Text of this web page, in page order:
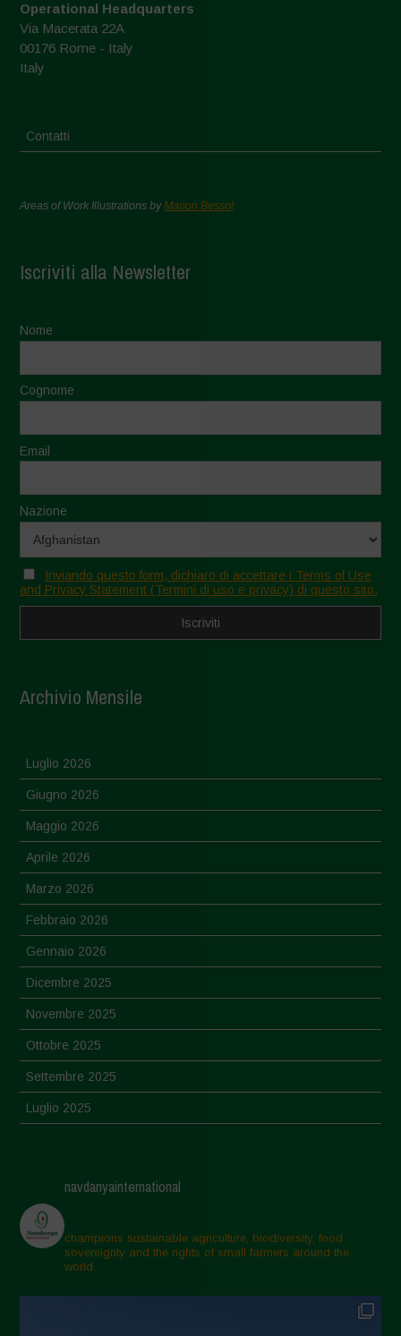
Operational Headquarters
Via Macerata 22A
00176 Rome - Italy
Italy
Contatti
Areas of Work Illustrations byMarion Bessol
Iscriviti alla Newsletter
Nome
Cognome
Email
Nazione
Inviando questo form, dichiaro di accettare i Terms of Use
and Privacy Statement (Termini di uso e privacy) di questo sito.
Archivio Mensile
Luglio 2026
Giugno 2026
Maggio 2026
Aprile 2026
Marzo 2026
Febbraio 2026
Gennaio 2026
Dicembre 2025
Novembre 2025
Ottobre 2025
Settembre 2025
Luglio 2025
Aprile 2025
Marzo 2025
Febbraio 2025
Gennaio 2025
navdanyainternational
champions sustainable agriculture, biodiversity, food
sovereignty and the rights of small farmers around the
world.